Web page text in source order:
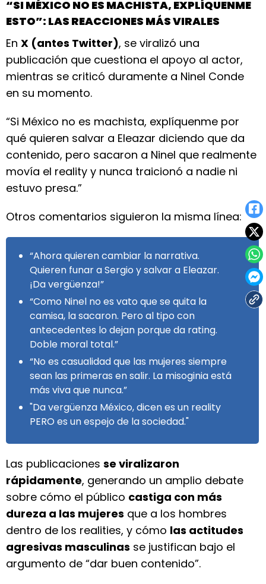
“SI MÉXICO NO ES MACHISTA, EXPLÍQUENME
ESTO”: LAS REACCIONES MÁS VIRALES
En X (antes Twitter), se viralizó una
publicación que cuestiona el apoyo al actor,
mientras se criticó duramente a Ninel Conde
en su momento.
“Si México no es machista, explíquenme por
qué quieren salvar a Eleazar diciendo que da
contenido, pero sacaron a Ninel que realmente
movía el reality y nunca traicionó a nadie ni
estuvo presa.”
Otros comentarios siguieron la misma línea:
“Ahora quieren cambiar la narrativa.
Quieren funar a Sergio y salvar a Eleazar.
¡Da vergüenza!”
“Como Ninel no es vato que se quita la
camisa, la sacaron. Pero al tipo con
antecedentes lo dejan porque da rating.
Doble moral total.”
“No es casualidad que las mujeres siempre
sean las primeras en salir. La misoginia está
más viva que nunca.”
"Da vergüenza México, dicen es un reality
PERO es un espejo de la sociedad."
Las publicaciones se viralizaron
rápidamente, generando un amplio debate
sobre cómo el público castiga con más
dureza a las mujeres que a los hombres
dentro de los realities, y cómo las actitudes
agresivas masculinas se justifican bajo el
argumento de “dar buen contenido”.